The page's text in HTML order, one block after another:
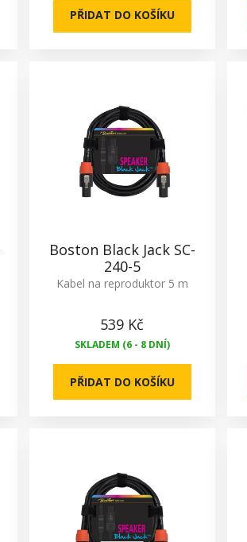
PŘIDAT DO KOŠÍKU
Boston Black Jack SC-
240-5
Kabel na reproduktor 5 m
539 Kč
SKLADEM (6 - 8 DNÍ)
PŘIDAT DO KOŠÍKU